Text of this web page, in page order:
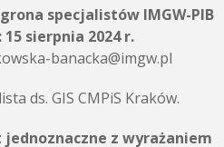
specjalistów IMGW-PIB
15 sierpnia 2024 r.
banacka@imgw.pl
ds. GIS CMPiS Kraków.
z wyrażaniem